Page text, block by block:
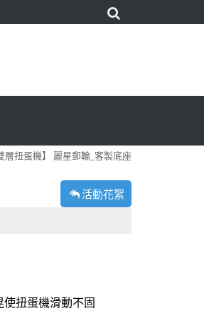
層扭蛋機】 麗星郵輪_客製底座
活動花絮
扭蛋機滑動不固